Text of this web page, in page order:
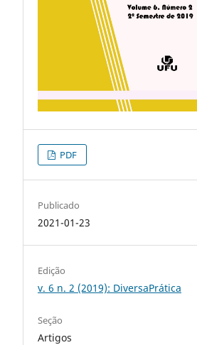
PDF
Publicado
2021-01-23
Edição
v. 6 n. 2 (2019): DiversaPrática
Seção
Artigos